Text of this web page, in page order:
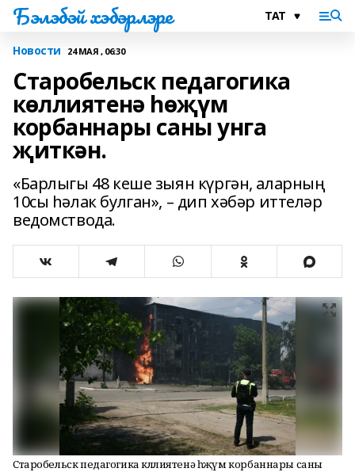
Бэлэбэй хэбэрлэре
Новости 24 МАЯ , 06:30
Старобельск педагогика
көллиятенә һөҗүм
корбаннары саны унга
җиткән.
«Барлыгы 48 кеше зыян күргән, аларның
10сы һәлак булган», – дип хәбәр иттеләр
ведомствода.
Старобельск педагогика көллиятенә һөҗүм корбаннары саны